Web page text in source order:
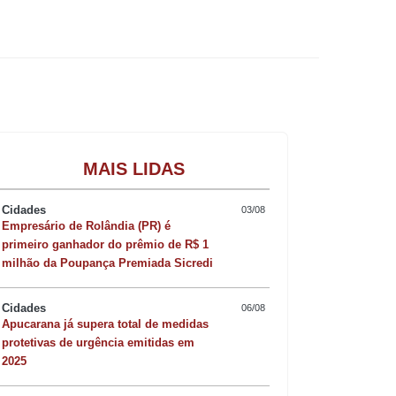
2.800 atendimentos à
o IAT-SISGOP é um canal
fiscalização ambiental no Paraná. O
como pedidos gerais de
MAIS LIDAS
Cidades 03/08
Empresário de Rolândia (PR) é
primeiro ganhador do prêmio de R$ 1
milhão da Poupança Premiada Sicredi
Cidades 06/08
Apucarana já supera total de medidas
protetivas de urgência emitidas em
2025